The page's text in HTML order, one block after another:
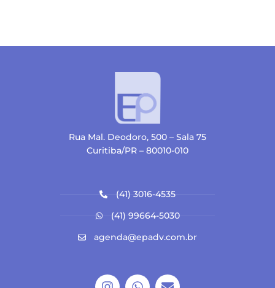
Rua Mal. Deodoro, 500 – Sala 75
Curitiba/PR – 80010-010
(41) 3016-4535
(41) 99664-5030
agenda@epadv.com.br